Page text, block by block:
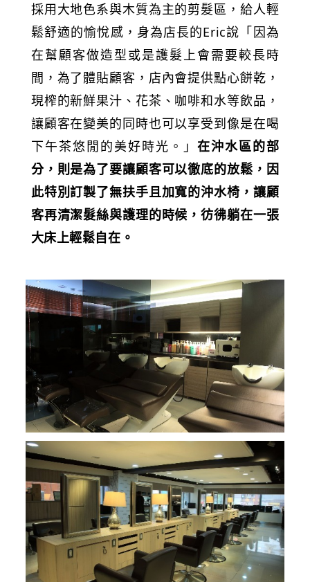
採用大地色系與木質為主的剪髮區，給人輕
鬆舒適的愉悅感，身為店長的Eric說「因為
在幫顧客做造型或是護髮上會需要較長時
間，為了體貼顧客，店內會提供點心餅乾，
現榨的新鮮果汁、花茶、咖啡和水等飲品，
讓顧客在變美的同時也可以享受到像是在喝
下午茶悠閒的美好時光。」 在沖水區的部
分，則是為了要讓顧客可以徹底的放鬆，因
此特別訂製了無扶手且加寬的沖水椅，讓顧
客再清潔髮絲與護理的時候，彷彿躺在一張
大床上輕鬆自在。